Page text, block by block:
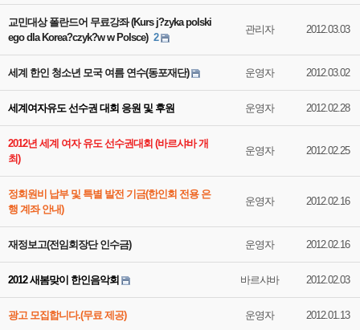
교민대상 폴란드어 무료강좌 (Kurs j?zyka polski
ego dla Korea?czyk?w w Polsce) 2
관리자 2012.03.03
세계 한인 청소년 모국 여름 연수(동포재단) 운영자 2012.03.02
세계여자유도 선수권 대회 응원 및 후원 운영자 2012.02.28
2012년 세계 여자 유도 선수권대회 (바르샤바 개
최)
운영자 2012.02.25
정회원비 납부 및 특별 발전 기금(한인회 전용 은
행 계좌 안내)
운영자 2012.02.16
재정보고(전임회장단 인수금) 운영자 2012.02.16
2012 새봄맞이 한인음악회 바르샤바 2012.02.03
광고 모집합니다.(무료 제공) 운영자 2012.01.13